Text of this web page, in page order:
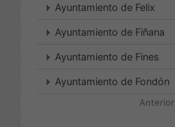
Ayuntamiento de Felix
Ayuntamiento de Fiñana
Ayuntamiento de Fines
Ayuntamiento de Fondón
Anterior